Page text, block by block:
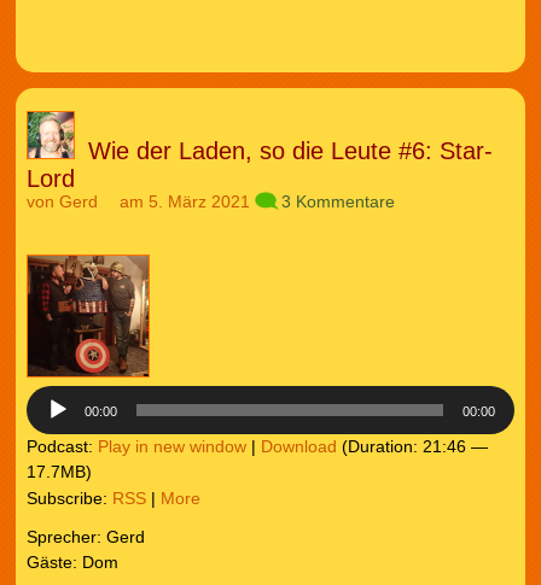
Wie der Laden, so die Leute #6: Star-
Lord
von Gerd am 5. März 2021 3 Kommentare
00:00 00:00
Podcast: Play in new window| Download (Duration: 21:46 —
17.7MB)
Subscribe: RSS| More
Sprecher: Gerd
Gäste: Dom